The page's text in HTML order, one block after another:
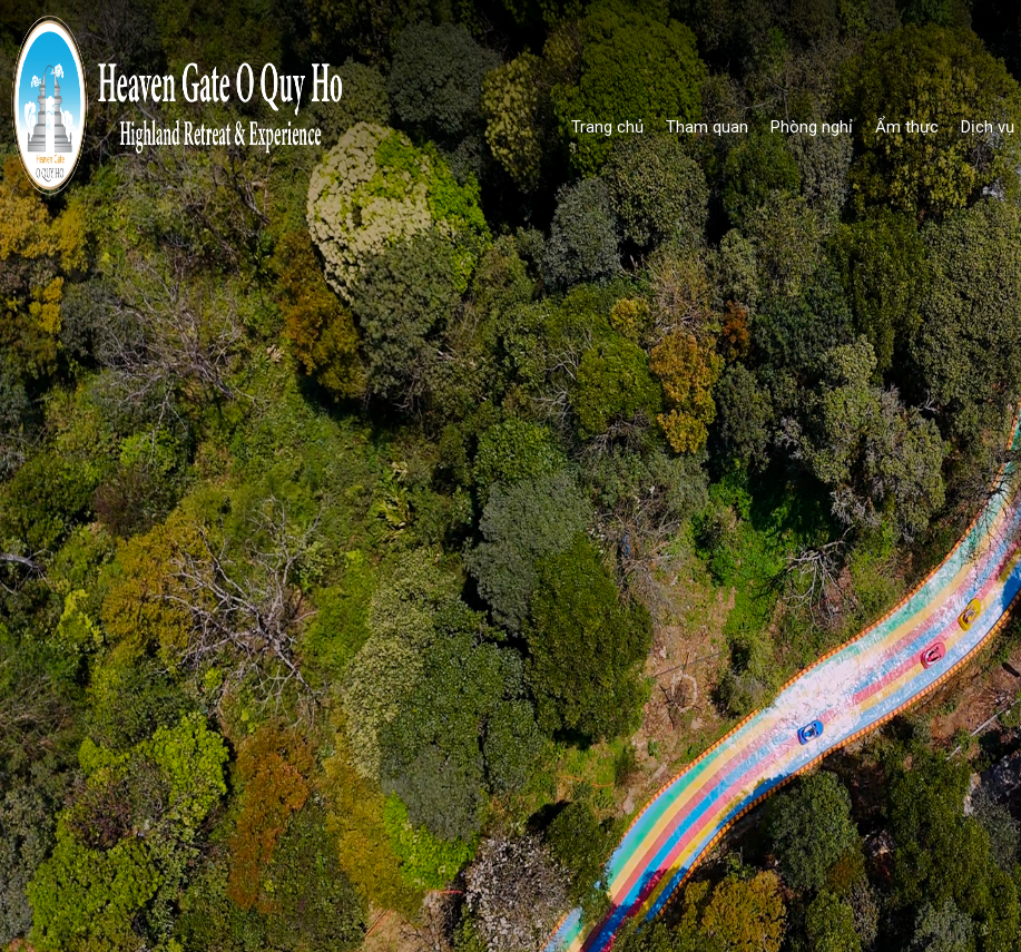
Trang chủ Tham quan Phòng nghỉ Ẩm thực Dịch vụ